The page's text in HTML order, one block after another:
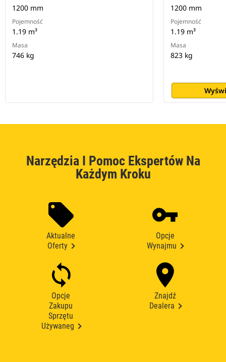
1200 mm
Pojemność
1.19 m³
Masa
746 kg
1200 mm
Pojemność
1.19 m³
Masa
823 kg
Narzędzia I Pomoc Ekspertów Na
Każdym Kroku
Aktualne
Oferty
Opcje
Wynajmu
Opcje
Zakupu
Sprzętu
Używaneg
Znajdź
Dealera